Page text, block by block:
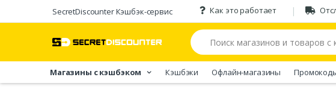
SecretDiscounter Кэшбэк-cервис Как это работает
Магазины с кэшбэком Кэшбэки Офлайн-магазины